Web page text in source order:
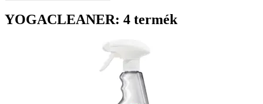
YOGACLEANER: 4 termék